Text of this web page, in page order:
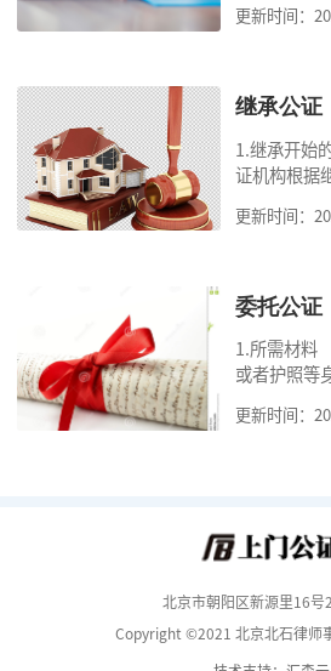
人要保留必
的财产是个
更新时间：
继承公证
1.继承开始
证机构根据
国《民法典
定，继承从
更新时间：
委托公证
1.所需材料
或者护照等
人提供《常
件及经过户
更新时间：
北京市朝阳区新源里16号
Copyright ©2021 北京北石律师